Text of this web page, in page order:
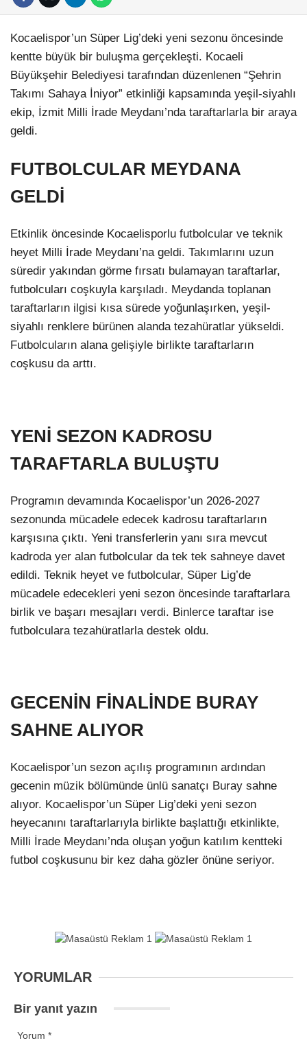
Kocaelispor’un Süper Lig’deki yeni sezonu öncesinde
kentte büyük bir buluşma gerçekleşti. Kocaeli
Büyükşehir Belediyesi tarafından düzenlenen “Şehrin
Takımı Sahaya İniyor” etkinliği kapsamında yeşil-siyahlı
ekip, İzmit Milli İrade Meydanı’nda taraftarlarla bir araya
geldi.
FUTBOLCULAR MEYDANA
GELDİ
Etkinlik öncesinde Kocaelisporlu futbolcular ve teknik
heyet Milli İrade Meydanı’na geldi. Takımlarını uzun
süredir yakından görme fırsatı bulamayan taraftarlar,
futbolcuları coşkuyla karşıladı. Meydanda toplanan
taraftarların ilgisi kısa sürede yoğunlaşırken, yeşil-
siyahlı renklere bürünen alanda tezahüratlar yükseldi.
Futbolcuların alana gelişiyle birlikte taraftarların
coşkusu da arttı.
YENİ SEZON KADROSU
TARAFTARLA BULUŞTU
Programın devamında Kocaelispor’un 2026-2027
sezonunda mücadele edecek kadrosu taraftarların
karşısına çıktı. Yeni transferlerin yanı sıra mevcut
kadroda yer alan futbolcular da tek tek sahneye davet
edildi. Teknik heyet ve futbolcular, Süper Lig’de
mücadele edecekleri yeni sezon öncesinde taraftarlara
birlik ve başarı mesajları verdi. Binlerce taraftar ise
futbolculara tezahüratlarla destek oldu.
GECENİN FİNALİNDE BURAY
SAHNE ALIYOR
Kocaelispor’un sezon açılış programının ardından
gecenin müzik bölümünde ünlü sanatçı Buray sahne
alıyor. Kocaelispor’un Süper Lig’deki yeni sezon
heyecanını taraftarlarıyla birlikte başlattığı etkinlikte,
Milli İrade Meydanı’nda oluşan yoğun katılım kentteki
futbol coşkusunu bir kez daha gözler önüne seriyor.
YORUMLAR
Bir yanıt yazın
Yorum *